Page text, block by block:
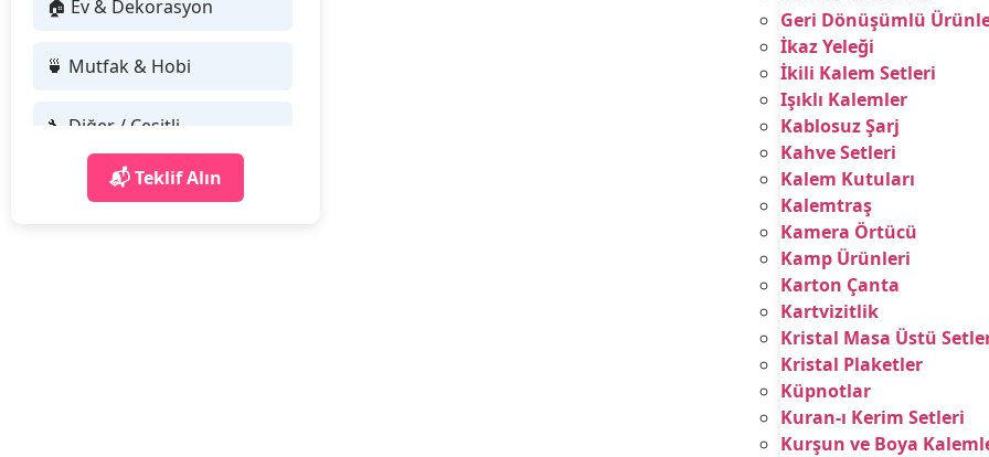
Geri Dönüşümlü
İkaz Yeleği
İkili Kalem Setleri
Işıklı Kalemler
Kablosuz Şarj
Kahve Setleri
Kalem Kutuları
Kalemtraş
Kamera Örtücü
Kamp Ürünleri
Karton Çanta
Kartvizitlik
Kristal Masa Üstü
Kristal Plaketler
Küpnotlar
Kuran-ı Kerim Setleri
Kurşun ve Boya
🏠 Ev & Dekorasyon
🍵 Mutfak & Hobi
🔧 Diğer / Çeşitli
📬 Teklif Alın